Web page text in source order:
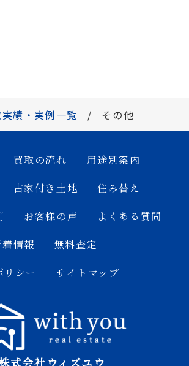
績・実例一覧 その他
買取の流れ
用途別案内
古家付き土地
住み替え
お客様の声
よくある質問
情報
無料査定
リシー
サイトマップ
式会社ウィズユウ